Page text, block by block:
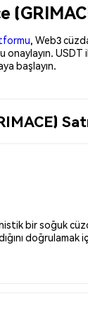
, Web3
USDT
başlayın.
bir soğuk